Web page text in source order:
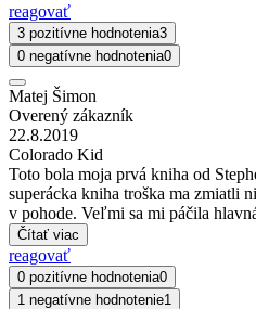
reagovať
3 pozitívne hodnotenia3
0 negatívne hodnotenia0
Matej Šimon
Overený zákazník
22.8.2019
Colorado Kid
Toto bola moja prvá kniha od
superácka kniha troška ma zmiatli
v pohode. Veľmi sa mi páčila
Čítať viac
reagovať
0 pozitívne hodnotenia0
1 negatívne hodnotenie1